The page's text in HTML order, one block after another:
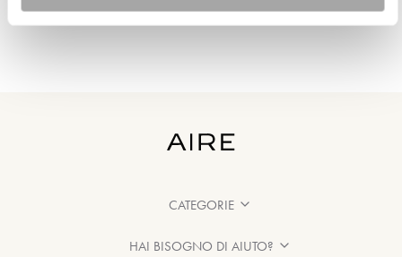
CATEGORIE
HAI BISOGNO DI AIUTO?